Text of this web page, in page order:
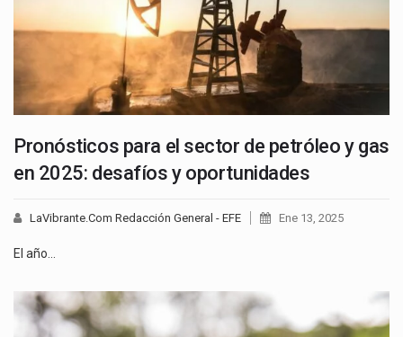
Pronósticos para el sector de petróleo y gas
en 2025: desafíos y oportunidades
LaVibrante.Com Redacción General - EFE Ene 13, 2025
El año…